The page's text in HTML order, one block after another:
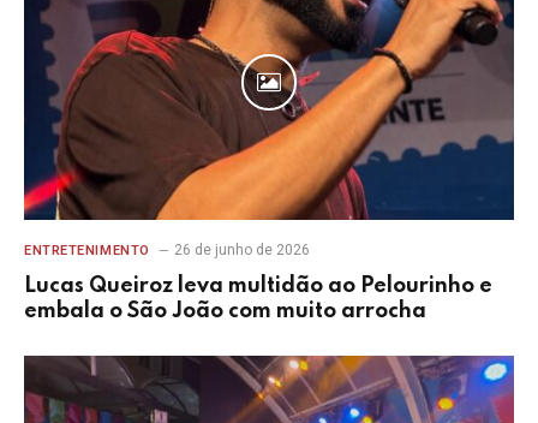
ENTRETENIMENTO 26 de junho de 2026
Lucas Queiroz leva multidão ao Pelourinho e
embala o São João com muito arrocha